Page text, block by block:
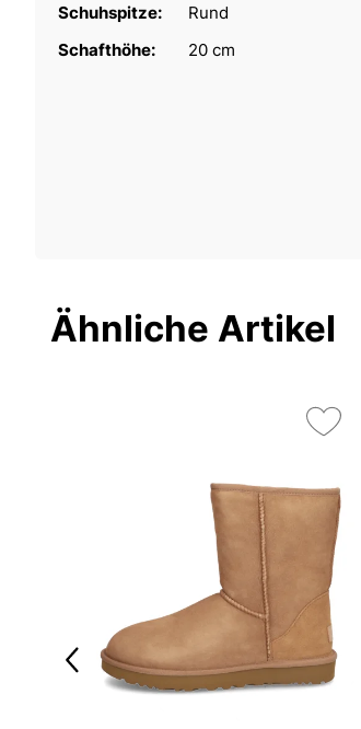
Schuhspitze:
Rund
Schafthöhe:
20 cm
Ähnliche Artikel